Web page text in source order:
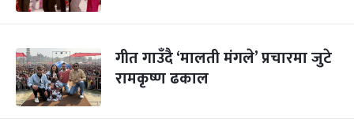
गीत गाउँदै ‘मालती मंगले’ प्रचारमा जुटे
रामकृष्ण ढकाल